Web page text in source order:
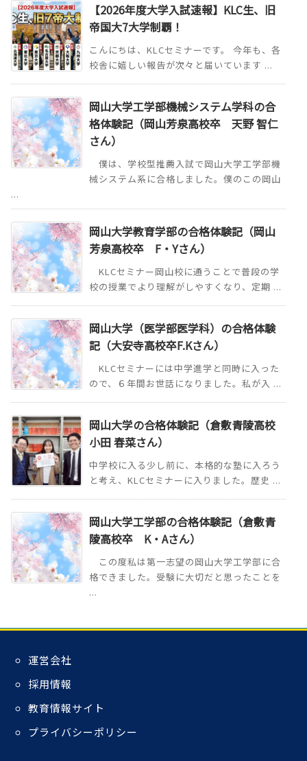
【2026年度大学入試速報】KLC生、旧
帝国大7大学制覇！
こんにちは、KLCセミナーです。 今年も、各
校舎に嬉しい報告が次々と届いています ...
岡山大学工学部機械システム学科の合
格体験記（岡山芳泉高校卒 天野 智仁
さん）
僕は、学校型推薦入試で岡山大学工学部機
械システム系に合格しました。僕のこの岡山
...
岡山大学教育学部の合格体験記（岡山
芳泉高校卒 F・Yさん）
KLCセミナー岡山校に通うことで普段の学
校の授業でより理解がしやすくなり、定期 ...
岡山大学（医学部医学科）の合格体験
記（大安寺高校卒F.Kさん）
KLCセミナーには中学進学と同時に入った
ので、６年間お世話になりました。私が入 ...
岡山大学の合格体験記（倉敷青陵高校
小田 春菜さん）
中学校に入る少し前に、本格的な塾に入ろう
と考え、KLCセミナーに入りました。歴史 ...
岡山大学工学部の合格体験記（倉敷青
陵高校卒 K・Aさん）
この度私は第一志望の岡山大学工学部に合
格できました。受験に大切だと思ったことを
...
運営会社
採用情報
教育情報サイト
プライバシーポリシー